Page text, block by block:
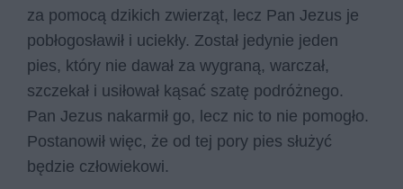
za pomocą dzikich zwierząt, lecz Pan Jezus je
pobłogosławił i uciekły. Został jedynie jeden
pies, który nie dawał za wygraną, warczał,
szczekał i usiłował kąsać szatę podróżnego.
Pan Jezus nakarmił go, lecz nic to nie pomogło.
Postanowił więc, że od tej pory pies służyć
będzie człowiekowi.